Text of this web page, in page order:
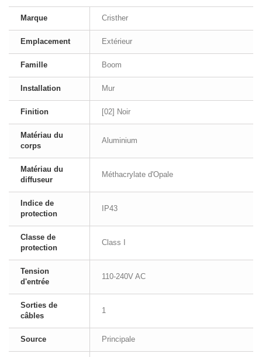
Marque Cristher
Emplacement Extérieur
Famille Boom
Installation Mur
Finition [02] Noir
Matériau du
corps
Aluminium
Matériau du
diffuseur
Méthacrylate d'Opale
Indice de
protection
IP43
Classe de
protection
Class I
Tension
d'entrée
110-240V AC
Sorties de
câbles
1
Source Principale